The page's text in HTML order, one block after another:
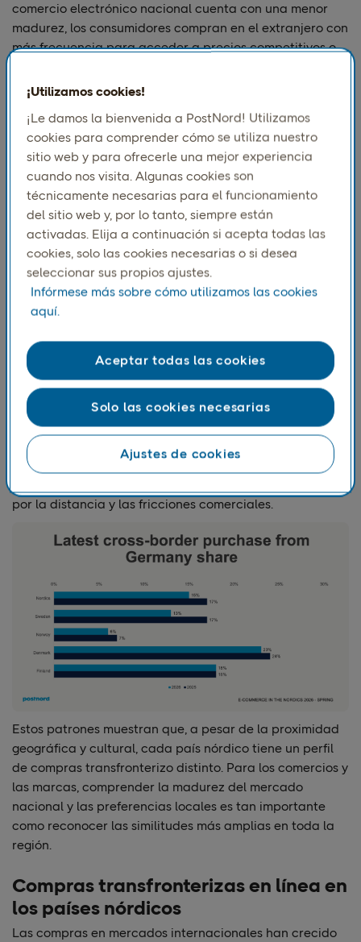
comercio electrónico nacional cuenta con una menor
madurez, los consumidores compran en el extranjero con
más frecuencia para acceder a precios competitivos o
Entre los países nórdicos, los suecos tienden a ser más
intraeuropeos en sus compras transfronterizas,
europeos cercanos. Alemania es especialmente popular
en Dinamarca y Finlandia, ya que es un punto de
referencia competitivo para los comercios nacionales en
cuanto a precios y diversidad. China sirve
principalmente como mercado de abastecimiento
basado en el precio, con un fuerte alcance en Suecia y
Noruega, mientras que EE. UU. desempeña un papel de
por la distancia y las fricciones comerciales.
Estos patrones muestran que, a pesar de la proximidad
geográfica y cultural, cada país nórdico tiene un perfil
de compras transfronterizo distinto. Para los comercios y
las marcas, comprender la madurez del mercado
nacional y las preferencias locales es tan importante
como reconocer las similitudes más amplias en toda la
región.
Compras transfronterizas en línea en
los países nórdicos
Las compras en mercados internacionales han crecido
¡Utilizamos cookies!
¡Le damos la bienvenida a PostNord! Utilizamos
cookies para comprender cómo se utiliza nuestro
sitio web y para ofrecerle una mejor experiencia
cuando nos visita. Algunas cookies son
técnicamente necesarias para el funcionamiento
del sitio web y, por lo tanto, siempre están
activadas. Elija a continuación si acepta todas las
cookies, solo las cookies necesarias o si desea
seleccionar sus propios ajustes.
Infórmese más sobre cómo utilizamos las cookies
aquí.
Ajustes de cookies
Solo las cookies necesarias
Aceptar todas las cookies